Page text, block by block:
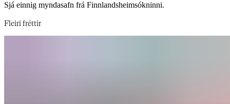
Sjá einnig myndasafn frá Finnlandsheimsókninni.​​​​‌ ‍ ​‍​‍‌‍ ‌ ​‍‌‍‍‌‌‍‌ ‌‍‍‌‌‍ ‍​‍​‍​ ‍‍​‍​‍‌ ​ ‌‍​‌‌‍ ‍‌‍‍‌‌ ‌​‌ ‍‌​‍ ‍‌‍‍‌‌‍ ​‍​‍​‍ ​​‍​‍‌‍‍​‌ ​‍‌‍‌‌‌‍‌‍​‍​‍​ ‍‍​‍​‍‌‍‍​‌ ‌​‌ ‌​‌ ​​‌ ​ ​‍ ​‍ ‌‍‌‍‌‍ ‌ ​‍‌ ​ ‌‍‌‌‌ ‌​‌‍‍‌​‍ ‌‌‍‍‌‌ ​ ‌‍ ​‌‍​‌‌‍ ‍‌‍‌​‌ ​ ​‍ ‍‌ ‌‍‌‍‌‌‌ ​‍‌‍​ ‌‍‌‌‌‍ ​​‍ ‍‌‍​‌‌ ​​‌ ​​​‍ ‌ ​ ‌ ‌​‌ ‌‌‌‍‌​‌‍‍‌‌‍ ​‍ ‌‍‍‌‌‍ ‍‌ ‌​‌‍‌‌‌‍ ‍‌ ‌​​‍ ‌‍‌‌‌‍‌​‌‍‍‌‌ ‌​​‍ ‌‍ ‌‌‍ ‌‍‌​‌‍‌‌​ ‌‌ ​​‌ ​‍‌‍‌‌‌ ​ ‌‍‌‌‌‍ ‍‌ ‌​‌‍​‌‌ ‌​‌‍‍‌‌‍ ‌‍ ‍​ ‍ ‌‍‍‌‌‍‌​​ ‌‌ ​ ‌​‍‌‌​‌​‌‍‍​‌​​‌‌‍‌​‌‍​ ​ ‌‌‌‌‌​‌​​ ‌‌‍​‌‌​ ‌‌‌‌‌​‍‌​ ‌​‌​ ‌​ ​ ‌‌​ ‌‌‌​‌​​ ‌​ ‌​ ‌ ​ ‍ ‌ ‌​‌ ‍‌‌ ​​‌‍‌‌​ ‌‌‍ ‍‌‍‌‌‌ ‌ ‌ ​ ​ ‍ ‌ ​​‌‍​‌‌ ‌​‌‍‍​​ ‌‌ ​​‌‍​‌‌‍‌ ‌‍‌‌‌​​‍‌ ‌‌‌‍‍‌‌‍ ​‌‍‌​‌‍‌‌‌ ​‍​‍‌‌​ ‌‌‌​​‍‌‌ ‌‍‍ ‌‍‌‌‌ ‍‌​‍‌‌​ ​ ‌​‌​​‍‌‌​ ​ ‌​‌​​‍‌‌​ ​‍​ ​‍‌ ​‍‌‍‍‌‌‍​ ‌‍‍​‌ ‌​‌‍‌‌‌ ‍​‌ ‌​​‍ ‌‌ ‌‍​ ‌​‌ ​‍‌ ‍‌​ ‌​‌‍​‍‌‍‌​​ ​​‌‍ ​‍‌‌​ ​‍​ ​‍​‍‌‌​ ‌‌‌​‌​​‍ ‍‌‍​ ‌‍ ‌‍ ‍‌ ‌​‌‍‌‌‌‍ ‍‌ ‌​​‍‌‌​ ‌‌‌​​‍‌‌ ‌‍‍ ‌‍‌‌‌ ‍‌​‍‌‌​ ​ ‌​‌​​‍‌‌​ ​ ‌​‌​​‍‌‌​ ​‍​ ​‍‌‍‌‍​ ‍‌‌‍​ ​ ‌​​ ‌​​ ​​​ ​ ​ ‌‌‌‍‌‍​ ‍‌‌‍‌‍​ ‌‌​‍‌‌​ ​‍​ ​‍​‍‌‌​ ‌‌‌​‌​​‍ ‍‌‍​ ‌‍‍​‌‍‍‌‌‍ ​‌‍‌​‌ ​‍‌‍‌‌‌‍ ‍​‍‌‌​ ‌‌‌​​‍‌‌ ‌‍‍ ‌‍‌‌‌ ‍‌​‍‌‌​ ​ ‌​‌​​‍‌‌​ ​ ‌​‌​​‍‌‌​ ​‍​ ​‍‌‍‌​​ ​ ‌‍‌‍​ ‌‌‌‍​‍​ ​‍​ ‌ ​ ‌‌‌‍‌‍​ ‌‍​ ‍​​ ​‍​‍‌‌​ ​‍​ ​‍​‍‌‌​ ‌‌‌​‌​​‍ ‍‌ ‌​‌‍‌‌‌ ‍​‌ ‌​​ ‌‍​‍‌‍​‌‌ ​ ‌‍‌‌‌‌‌‌‌ ​‍‌‍ ​​ ‌‌‍‍​‌ ‌​‌ ‌​‌ ​​‌ ​ ​‍‌‌​ ​‍‌​‌‍​‍‌‌​ ​‍‌​‌‍‌‍‌‍‌‍ ‌ ​‍‌ ​ ‌‍‌‌‌ ‌​‌‍‍‌​‍ ‌‌‍‍‌‌ ​ ‌‍ ​‌‍​‌‌‍ ‍‌‍‌​‌ ​ ​‍ ‍‌ ‌‍‌‍‌‌‌ ​‍‌‍​ ‌‍‌‌‌‍ ​​‍ ‍‌‍​‌‌ ​​‌ ​​​‍‌‌​ ​‍‌​‌‍‌ ​ ‌ ‌​‌ ‌‌‌‍‌​‌‍‍‌‌‍ ​‍‌‍‌‍‍‌‌‍‌​​ ‌‌ ​ ‌​‍‌‌​‌​‌‍‍​‌​​‌‌‍‌​‌‍​ ​ ‌‌‌‌‌​‌​​ ‌‌‍​‌‌​ ‌‌‌‌‌​‍‌​ ‌​‌​ ‌​ ​ ‌‌​ ‌‌‌​‌​​ ‌​ ‌​ ‌ ​‍‌‍‌ ‌​‌ ‍‌‌ ​​‌‍‌‌​ ‌‌‍ ‍‌‍‌‌‌ ‌ ‌ ​ ​‍‌‍‌ ​​‌‍​‌‌ ‌​‌‍‍​​ ‌‌ ​​‌‍​‌‌‍‌ ‌‍‌‌‌​​‍‌ ‌‌‌‍‍‌‌‍ ​‌‍‌​‌‍‌‌‌ ​‍​‍‌‌​ ‌‌‌​​‍‌‌ ‌‍‍ ‌‍‌‌‌ ‍‌​‍‌‌​ ​ ‌​‌​​‍‌‌​ ​ ‌​‌​​‍‌‌​ ​‍​ ​‍‌ ​‍‌‍‍‌‌‍​ ‌‍‍​‌ ‌​‌‍‌‌‌ ‍​‌ ‌​​‍ ‌‌ ‌‍​ ‌​‌ ​‍‌ ‍‌​ ‌​‌‍​‍‌‍‌​​ ​​‌‍ ​‍‌‌​ ​‍​ ​‍​‍‌‌​ ‌‌‌​‌​​‍ ‍‌‍​ ‌‍ ‌‍ ‍‌ ‌​‌‍‌‌‌‍ ‍‌ ‌​​‍‌‌​ ‌‌‌​​‍‌‌ ‌‍‍ ‌‍‌‌‌ ‍‌​‍‌‌​ ​ ‌​‌​​‍‌‌​ ​ ‌​‌​​‍‌‌​ ​‍​ ​‍‌‍‌‍​ ‍‌‌‍​ ​ ‌​​ ‌​​ ​​​ ​ ​ ‌‌‌‍‌‍​ ‍‌‌‍‌‍​ ‌‌​‍‌‌​ ​‍​ ​‍​‍‌‌​ ‌‌‌​‌​​‍ ‍‌‍​ ‌‍‍​‌‍‍‌‌‍ ​‌‍‌​‌ ​‍‌‍‌‌‌‍ ‍​‍‌‌​ ‌‌‌​​‍‌‌ ‌‍‍ ‌‍‌‌‌ ‍‌​‍‌‌​ ​ ‌​‌​​‍‌‌​ ​ ‌​‌​​‍‌‌​ ​‍​ ​‍‌‍‌​​ ​ ‌‍‌‍​ ‌‌‌‍​‍​ ​‍​ ‌ ​ ‌‌‌‍‌‍​ ‌‍​ ‍​​ ​‍​‍‌‌​ ​‍​ ​‍​‍‌‌​ ‌‌‌​‌​​‍ ‍‌ ‌​‌‍‌‌‌ ‍​‌ ‌​​‍‌‍‌ ​​‌‍‌‌‌ ​‍‌ ​ ‌ ​​‌‍‌‌‌‍​ ‌ ‌​‌‍‍‌‌ ‌‍‌‍‌‌​ ‌‌ ​​‌ ‌‌‌‍​‍‌‍ ​‌‍‍‌‌ ​ ‌‍‍​‌‍‌‌‌‍‌​​‍​‍‌ ‌
Fleiri fréttir